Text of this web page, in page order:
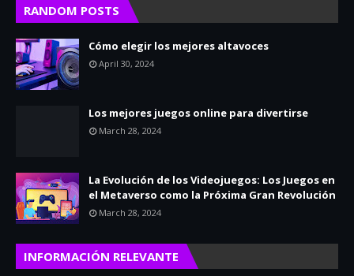
RANDOM POSTS
Cómo elegir los mejores altavoces
April 30, 2024
Los mejores juegos online para divertirse
March 28, 2024
La Evolución de los Videojuegos: Los Juegos en
el Metaverso como la Próxima Gran Revolución
March 28, 2024
INFORMACIÓN RELEVANTE